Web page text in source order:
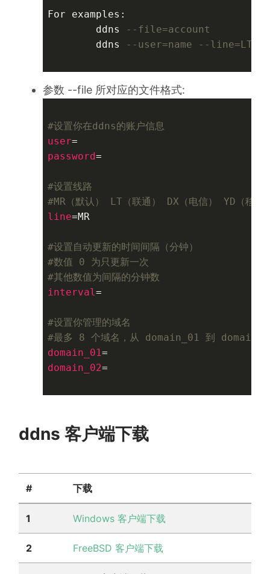
For examples:
        ddns
--file=account
        ddns
--user=name --line=LT --
参数 --file 所对应的文件格式:
#设置你在ddns的账户信息
user
password=
#设置线路
#MR（默认） LT（联通） DX（电信） YD（移动
line=MR
#设置自动更新的时间间隔（分钟）
#数值 0 为只更新一次
#其他数值为间隔的分钟数
interval =
#设置你管理的域名
#最多 8 个域名，从 domain_01 到
domain_01
domain_02=
ddns 客户端下载
# 下载
1 Windows 客户端下载
2 FreeBSD 客户端下载